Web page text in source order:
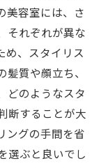
美容室には、さ
それぞれが異な
め、スタイリス
髪質や顔立ち、
どのようなスタ
断することが大
ングの手間を省
選ぶと良いでし